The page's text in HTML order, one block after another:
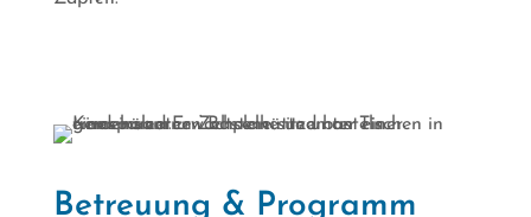
Betreuung & Programm